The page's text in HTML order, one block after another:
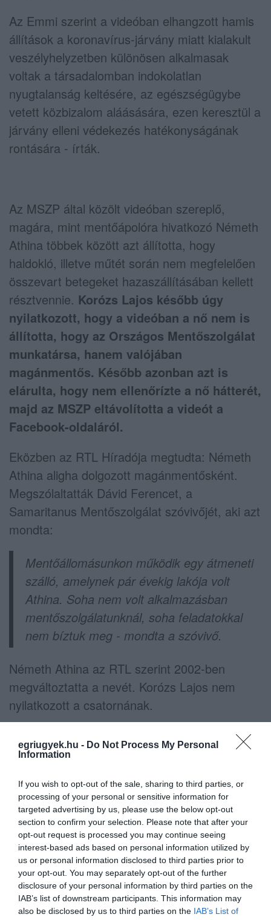
egriugyek.hu - Do Not Process My Personal
Information
If you wish to opt-out of the sale, sharing to third parties, or
processing of your personal or sensitive information for
targeted advertising by us, please use the below opt-out
section to confirm your selection. Please note that after your
opt-out request is processed you may continue seeing
interest-based ads based on personal information utilized by
us or personal information disclosed to third parties prior to
your opt-out. You may separately opt-out of the further
disclosure of your personal information by third parties on the
IAB’s list of downstream participants. This information may
also be disclosed by us to third parties on the IAB’s List of
Az Emmi szerint a videóban elhangzott hamis
állítások a koronavírus-járvány miatt kialakult
veszélyhelyzetben különösen alkalmasak
voltak a társadalomban indokolatlan
nyugtalanság keltésére, az egészségügybe
vetett közbizalom aláásására, ezen keresztül a
járvány elleni védekezés hatékonyságának
rontására - írták.
Az MSZP által közölt videóban szereplő,
magára, mint mentőápolóra hivatkozó Németh
Athina többek között azt állította, hogy
haldokló, illetve műtét során nem megfelelően
összevart betegeket hazaszállításában kellett
résztvennie. Korózs Lajos később úgy
nyilatkozott, hogy a videóban a nő nem is
állította, hogy az Országos Mentőszolgálat
munkatársa, hanem valójában
magánmentős. Később azonban azt is
elárulta, hogy nem ellenőrízte a nő hátterét,
majd az MSZP eltávolította a videót a
Facebook-oldaláról.
Eközben az RTL Híradója megtudta: Németh
Athina aligha dolgozott magánmentősként.
Megszólaltatták Dávid Ferencet, a
Samaritanus Mentőszolgálat szóvivőjét, aki azt
mondta:
Mentőállomásunkon működik egy átmeneti
szálló, amelynek pár évekig lakója volt
Athina. Soha nem volt alkalmazásban
mentőszolgálatunknál, soha feladatokkal
nem bíztuk meg - mondta a szóvivő.
Németh Athina az RTL szerint 2002-ben
megváltoztatta a nevét. Korózs Lajos nem
nyilatkozott a csatornának.
A hajléktalanokra vonatkozó kijárási
korlátozásokat feloldotta a tisztifőorvos, az
egészségügyről elmondása szerint kedden
döntenek. Már több mint kétszer annyian
gyógyultak meg a koronavírus-fertőzésből,
mint ahány aktív fertőzött van - mondta az
országos tisztifőorvos az Operatív Törzs